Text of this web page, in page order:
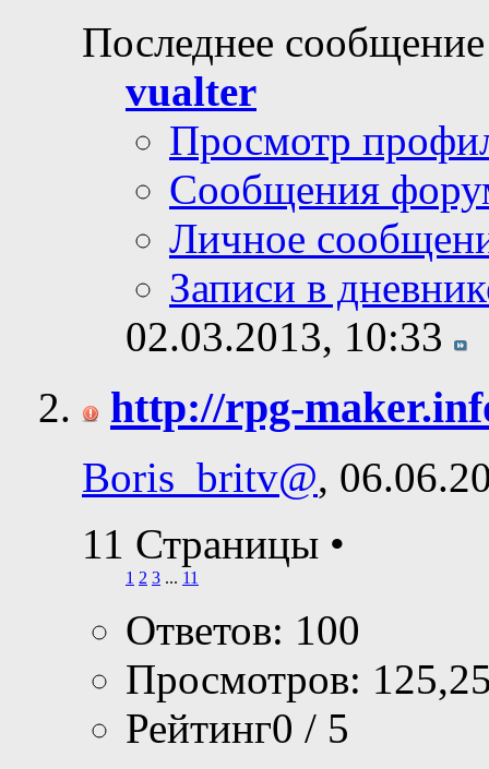
Последнее
vualter
Просмотр
Сообщения
Личное
Записи в
02.03.2013, 10:33
http://rpg-
Boris_britv@,
11 Страницы •
1 2 3 ... 11
Ответов: 100
Просмотров:
Рейтинг0 / 5